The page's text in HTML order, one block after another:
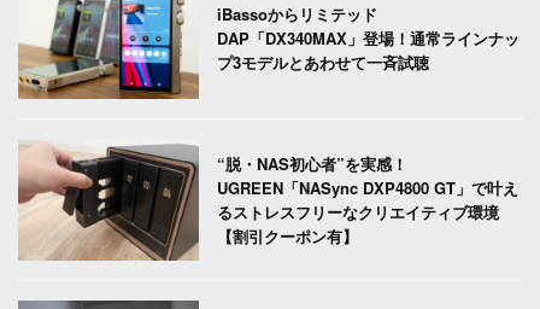
iBassoからリミテッド
DAP「DX340MAX」登場！通常ラインナッ
プ3モデルとあわせて一斉試聴
“脱・NAS初心者”を実感！
UGREEN「NASync DXP4800 GT」で叶え
るストレスフリーなクリエイティブ環境
【割引クーポン有】